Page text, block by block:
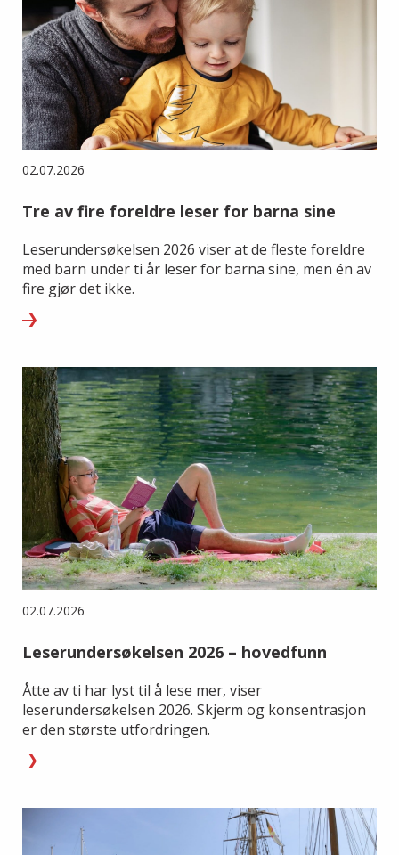
02.07.2026
Tre av fire foreldre leser for barna sine
Leserundersøkelsen 2026 viser at de fleste foreldre
med barn under ti år leser for barna sine, men én av
fire gjør det ikke.
02.07.2026
Leserundersøkelsen 2026 – hovedfunn
Åtte av ti har lyst til å lese mer, viser
leserundersøkelsen 2026. Skjerm og konsentrasjon
er den største utfordringen.